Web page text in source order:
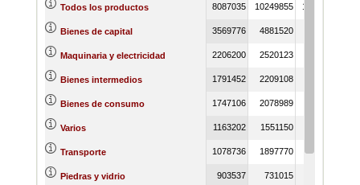
Todos los productos 8087035 10249855 12824778
Bienes de capital 3569776 4881520
Maquinaria y electricidad 2206200 2520123
Bienes intermedios 1791452 2209108
Bienes de consumo 1747106 2078989
Varios 1163202 1551150
Transporte 1078736 1897770 3389752
Piedras y vidrio 903537 731015